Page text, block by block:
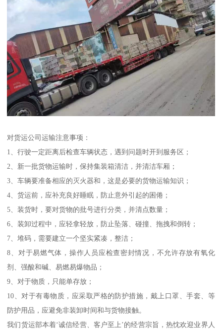
对货运公司运输注意事项：
1、行驶一定距离后检查车辆状态，遇到问题时开到服务区；
2、新一批货物运输时，保持集装箱清洁，并清洁车厢；
3、车辆要准备相应的灭火器和，这是必要的货物运输知识；
4、货运前，应补充良好睡眠，防止意外引起的困倦；
5、装货时，要对货物的批号进行分类，并清点数量；
6、装卸过程中，应轻拿轻放，防止坠落、碰撞、拖拽和倒转；
7、堆码，需要建立一个坚实紧凑，整洁；
8、对于易燃气体，操作人员应检查密封情况，不允许存放有氧化
剂、强酸和碱、易燃易爆物品；
9、对于物质，只能单存放；
10、对于有毒物质，应采取严格的防护措施，戴上口罩、手套、等
防护用品，应避免非装卸时间和与货物接触。
我们货运部本着‘诚信经营、客户至上’的经营宗旨，热忱欢迎业界人